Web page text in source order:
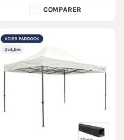
COMPARER